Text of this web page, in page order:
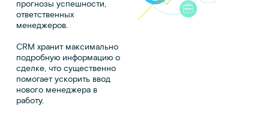
прогнозы успешности,
ответственных
менеджеров.
CRM хранит максимально
подробную информацию о
сделке, что существенно
помогает ускорить ввод
нового менеджера в
работу.